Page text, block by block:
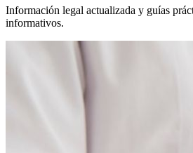
Información legal actualizada y guías
informativos.